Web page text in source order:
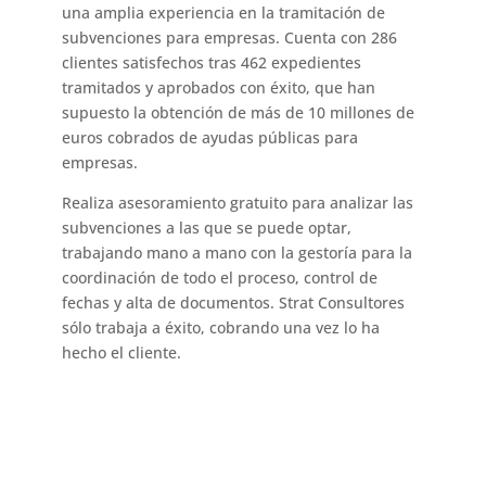
una amplia experiencia en la tramitación de
subvenciones para empresas. Cuenta con 286
clientes satisfechos tras 462 expedientes
tramitados y aprobados con éxito, que han
supuesto la obtención de más de 10 millones de
euros cobrados de ayudas públicas para
empresas.
Realiza asesoramiento gratuito para analizar las
subvenciones a las que se puede optar,
trabajando mano a mano con la gestoría para la
coordinación de todo el proceso, control de
fechas y alta de documentos. Strat Consultores
sólo trabaja a éxito, cobrando una vez lo ha
hecho el cliente.